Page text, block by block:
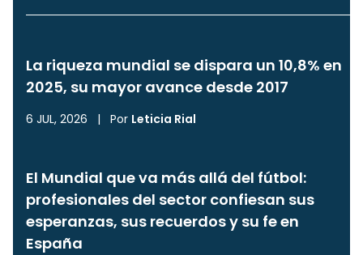
La riqueza mundial se dispara un 10,8% en
2025, su mayor avance desde 2017
6 JUL, 2026 | Por Leticia Rial
El Mundial que va más allá del fútbol:
profesionales del sector confiesan sus
esperanzas, sus recuerdos y su fe en
España